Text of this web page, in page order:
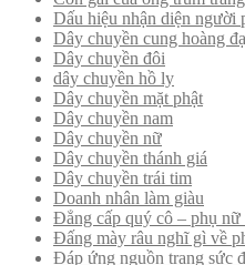
Dấu hiệu nhận diện người
Dây chuyền cung hoàng
Dây chuyền đôi
dây chuyền hồ ly
Dây chuyền mặt phật
Dây chuyền nam
Dây chuyền nữ
Dây chuyền thánh giá
Dây chuyền trái tim
Doanh nhân làm giàu
Đẳng cấp quý cô – phụ nữ
Đấng mày râu nghĩ gì về
Đáp ứng nguồn trang sức